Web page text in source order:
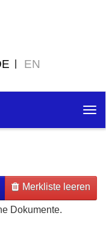
EN
Merkliste leeren
Dokumente.